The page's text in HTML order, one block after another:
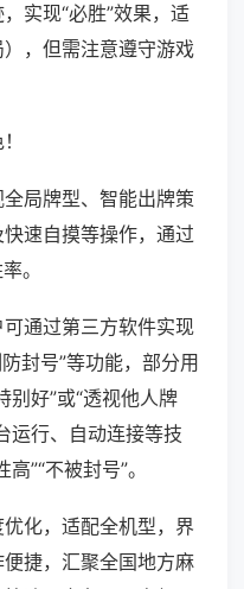
实现“必胜”效果，适
，但需注意遵守游戏
局牌型、智能出牌策
速自摸等操作，通过
。
通过第三方软件实现
封号”等功能，部分用
别好”或“透视他人牌
运行、自动连接等技
”“不被封号”。
化，适配全机型，界
捷，汇聚全国地方麻